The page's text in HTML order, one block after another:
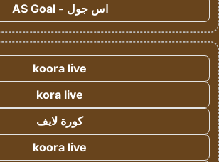
اس جول - AS Goal
koora live
kora live
كورة لايف
koora live